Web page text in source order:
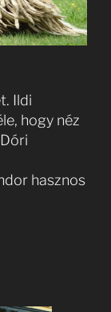
Ildi
hogy néz
hasznos